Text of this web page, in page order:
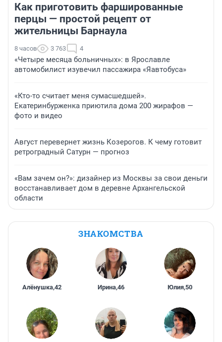
Как приготовить фаршированные
перцы — простой рецепт от
жительницы Барнаула
8 часов 3 763 4
«Четыре месяца больничных»: в Ярославле
автомобилист изувечил пассажира «Яавтобуса»
«Кто-то считает меня сумасшедшей».
Екатеринбурженка приютила дома 200 жирафов —
фото и видео
Август перевернет жизнь Козерогов. К чему готовит
ретроградный Сатурн — прогноз
«Вам зачем он?»: дизайнер из Москвы за свои деньги
восстанавливает дом в деревне Архангельской
области
ЗНАКОМСТВА
Алёнушка,42 Ирина,46 Юлия,50